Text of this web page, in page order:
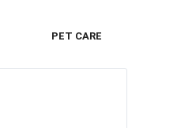
PET CARE